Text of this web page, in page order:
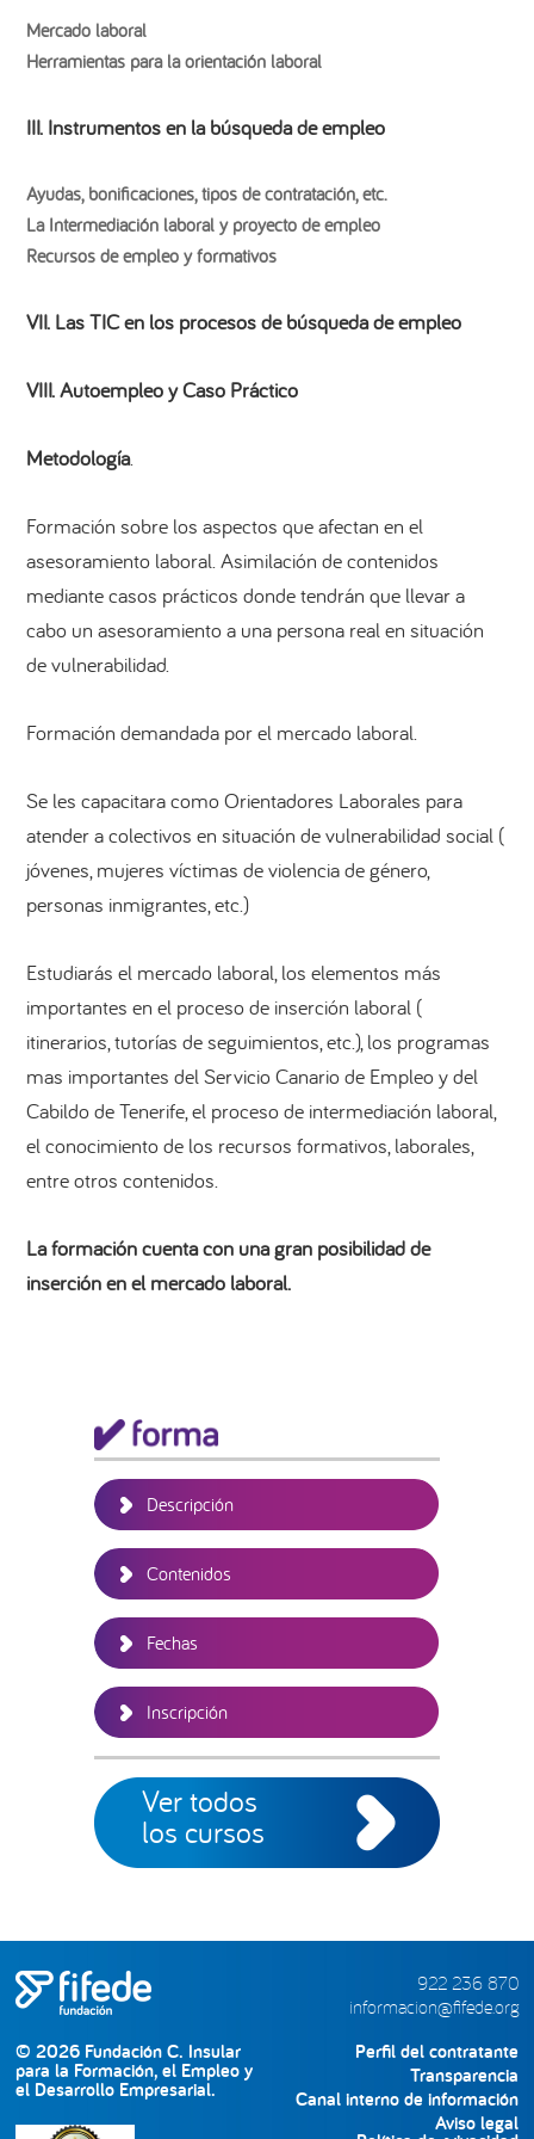
Mercado laboral
Herramientas para la orientación laboral
III. Instrumentos en la búsqueda de empleo
Ayudas, bonificaciones, tipos de contratación, etc.
La Intermediación laboral y proyecto de empleo
Recursos de empleo y formativos
VII. Las TIC en los procesos de búsqueda de empleo
VIII. Autoempleo y Caso Práctico
Metodología.
Formación sobre los aspectos que afectan en el
asesoramiento laboral. Asimilación de contenidos
mediante casos prácticos donde tendrán que llevar a
cabo un asesoramiento a una persona real en situación
de vulnerabilidad.
Formación demandada por el mercado laboral.
Se les capacitara como Orientadores Laborales para
atender a colectivos en situación de vulnerabilidad social (
jóvenes, mujeres víctimas de violencia de género,
personas inmigrantes, etc.)
Estudiarás el mercado laboral, los elementos más
importantes en el proceso de inserción laboral (
itinerarios, tutorías de seguimientos, etc.), los programas
mas importantes del Servicio Canario de Empleo y del
Cabildo de Tenerife, el proceso de intermediación laboral,
el conocimiento de los recursos formativos, laborales,
entre otros contenidos.
La formación cuenta con una gran posibilidad de
inserción en el mercado laboral.
Barra
lateral
principal
Descripción
Contenidos
Fechas
Inscripción
Ver todos
los cursos
© 2026 Fundación C. Insular
para la Formación, el Empleo y
el Desarrollo Empresarial.
922 236 870
informacion@fifede.org
Perfil del contratante
Transparencia
Canal interno de información
Aviso legal